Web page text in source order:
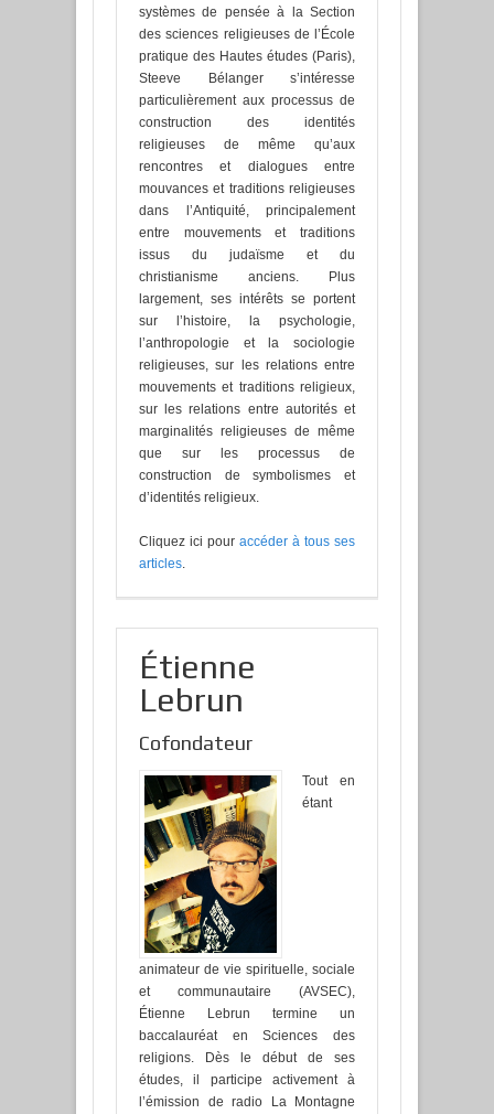
systèmes de pensée à la Section
des sciences religieuses de l’École
pratique des Hautes études (Paris),
Steeve Bélanger s’intéresse
particulièrement aux processus de
construction des identités
religieuses de même qu’aux
rencontres et dialogues entre
mouvances et traditions religieuses
dans l’Antiquité, principalement
entre mouvements et traditions
issus du judaïsme et du
christianisme anciens. Plus
largement, ses intérêts se portent
sur l’histoire, la psychologie,
l’anthropologie et la sociologie
religieuses, sur les relations entre
mouvements et traditions religieux,
sur les relations entre autorités et
marginalités religieuses de même
que sur les processus de
construction de symbolismes et
d’identités religieux.
Cliquez ici pour accéder à tous ses
articles.
Étienne
Lebrun
Cofondateur
Tout en
étant
animateur de vie spirituelle, sociale
et communautaire (AVSEC),
Étienne Lebrun termine un
baccalauréat en Sciences des
religions. Dès le début de ses
études, il participe activement à
l’émission de radio La Montagne